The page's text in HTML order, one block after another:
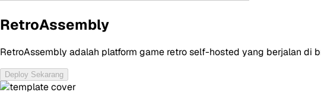
RetroAssembly
RetroAssembly adalah platform game retro self-hosted yang berjalan di
Deploy Sekarang